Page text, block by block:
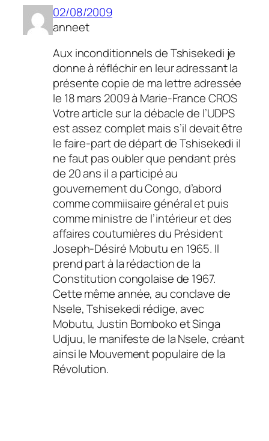
02/08/2009
anneet
Aux inconditionnels de Tshisekedi je
donne à réfléchir en leur adressant la
présente copie de ma lettre adressée
le 18 mars 2009 à Marie-France CROS
Votre article sur la débacle de l’UDPS
est assez complet mais s’il devait être
le faire-part de départ de Tshisekedi il
ne faut pas oubler que pendant près
de 20 ans il a participé au
gouvernement du Congo, d’abord
comme commiisaire général et puis
comme ministre de l’intérieur et des
affaires coutumières du Président
Joseph-Désiré Mobutu en 1965. Il
prend part à la rédaction de la
Constitution congolaise de 1967.
Cette même année, au conclave de
Nsele, Tshisekedi rédige, avec
Mobutu, Justin Bomboko et Singa
Udjuu, le manifeste de la Nsele, créant
ainsi le Mouvement populaire de la
Révolution.